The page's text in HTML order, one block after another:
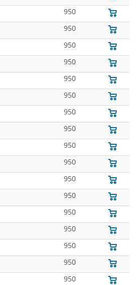
950
950
950
950
950
950
950
950
950
950
950
950
950
950
950
950
950